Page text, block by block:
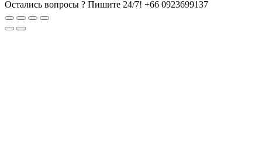
Остались вопросы ? Пишите 24/7! +66 0923699137